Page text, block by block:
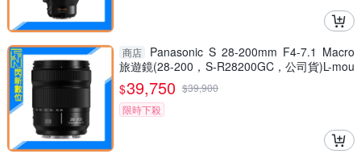
商店
Panasonic S 28-200mm F4-7.1 Macro
旅遊鏡(28-200，S-R28200GC，公司貨)L-mou
nt
$39,750 $39,900
限時下殺